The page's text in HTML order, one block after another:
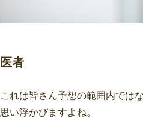
医者
これは皆さん予想の範囲内では
思い浮かびますよね。